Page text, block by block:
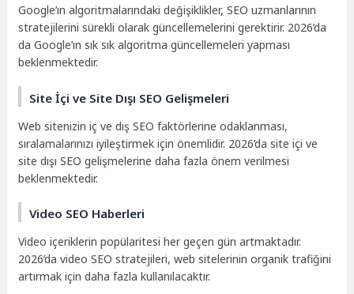
Google’ın algoritmalarındaki değişiklikler, SEO uzmanlarının
stratejilerini sürekli olarak güncellemelerini gerektirir. 2026’da
da Google’ın sık sık algoritma güncellemeleri yapması
beklenmektedir.
Site İçi ve Site Dışı SEO Gelişmeleri
Web sitenizin iç ve dış SEO faktörlerine odaklanması,
sıralamalarınızı iyileştirmek için önemlidir. 2026’da site içi ve
site dışı SEO gelişmelerine daha fazla önem verilmesi
beklenmektedir.
Video SEO Haberleri
Video içeriklerin popülaritesi her geçen gün artmaktadır.
2026’da video SEO stratejileri, web sitelerinin organik trafiğini
artırmak için daha fazla kullanılacaktır.